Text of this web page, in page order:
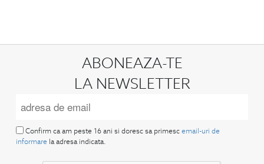
ABONEAZA-TE
LA NEWSLETTER
Confirm ca am peste 16 ani si doresc sa primesc email-uri de
informare la adresa indicata.